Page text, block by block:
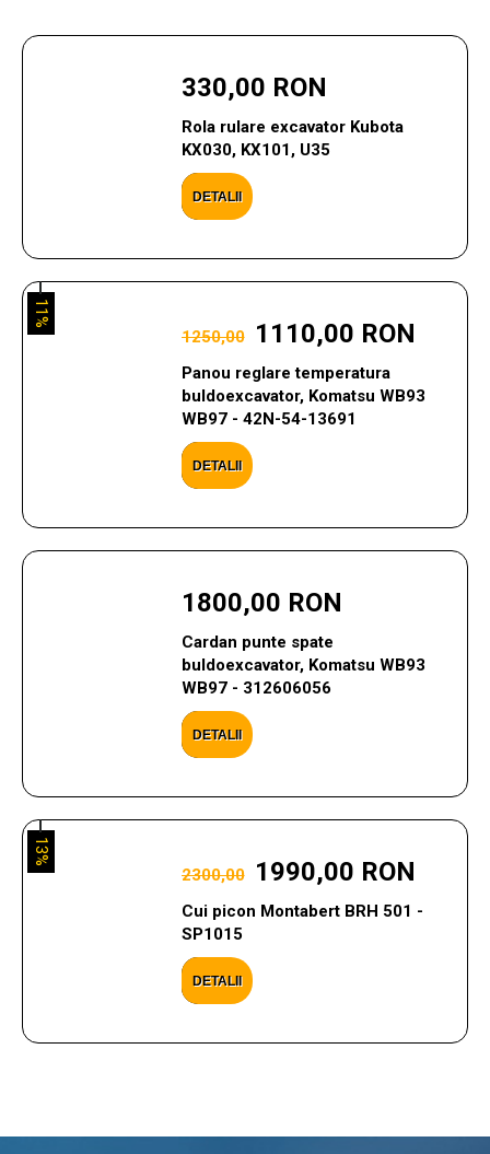
330,00 RON
Rola rulare excavator Kubota
KX030, KX101, U35
DETALII
1250,00 1110,00 RON
Panou reglare temperatura
buldoexcavator, Komatsu WB93
WB97 - 42N-54-13691
DETALII
11%
1800,00 RON
Cardan punte spate
buldoexcavator, Komatsu WB93
WB97 - 312606056
DETALII
2300,00 1990,00 RON
Cui picon Montabert BRH 501 -
SP1015
DETALII
13%